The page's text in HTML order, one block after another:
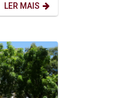
LER MAIS